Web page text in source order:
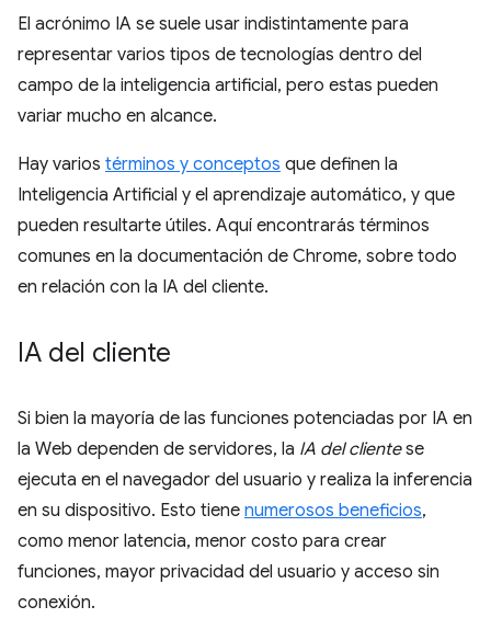
El acrónimo IA se suele usar indistintamente para
representar varios tipos de tecnologías dentro del
campo de la inteligencia artificial, pero estas pueden
variar mucho en alcance.
Hay varios términos y conceptos que definen la
Inteligencia Artificial y el aprendizaje automático, y que
pueden resultarte útiles. Aquí encontrarás términos
comunes en la documentación de Chrome, sobre todo
en relación con la IA del cliente.
IA del cliente
Si bien la mayoría de las funciones potenciadas por IA en
la Web dependen de servidores, la IA del clientese
ejecuta en el navegador del usuario y realiza la inferencia
en su dispositivo. Esto tiene numerosos beneficios,
como menor latencia, menor costo para crear
funciones, mayor privacidad del usuario y acceso sin
conexión.